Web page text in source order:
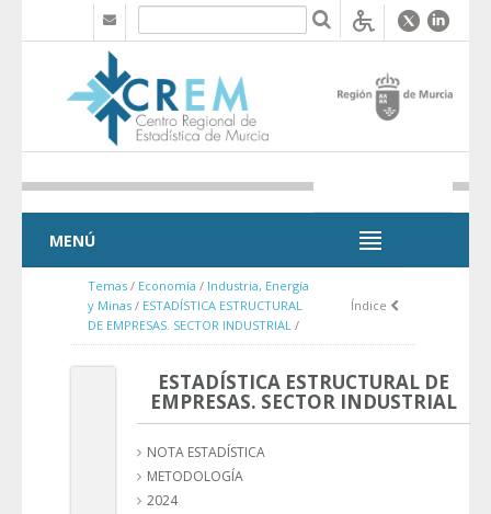
Saltar al contenido
MENÚ
Temas / Economía / Industria, Energía
y Minas / ESTADÍSTICA ESTRUCTURAL
DE EMPRESAS. SECTOR INDUSTRIAL /
Índice
ESTADÍSTICA ESTRUCTURAL DE
EMPRESAS. SECTOR INDUSTRIAL
NOTA ESTADÍSTICA
METODOLOGÍA
2024